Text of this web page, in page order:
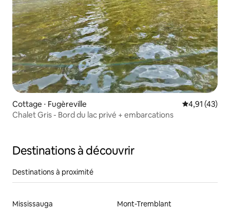
Cottage ⋅ Fugèreville Évaluation
4,91 (43)
Chalet Gris - Bord du lac privé + embarcations
Destinations à découvrir
Destinations à proximité
Mississauga
Mont-Tremblant